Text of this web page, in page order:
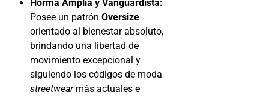
Horma Amplia y Vanguardista:
Posee un patrón Oversize
orientado al bienestar absoluto,
brindando una libertad de
movimiento excepcional y
siguiendo los códigos de moda
streetwearmás actuales e